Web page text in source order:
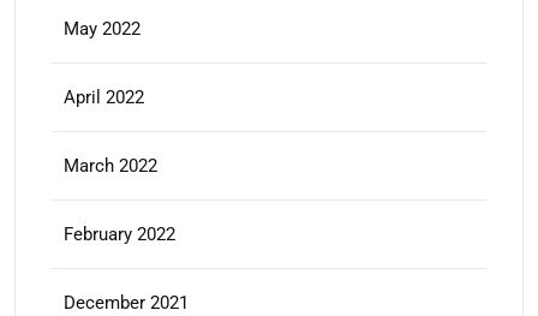
May 2022
April 2022
March 2022
February 2022
December 2021